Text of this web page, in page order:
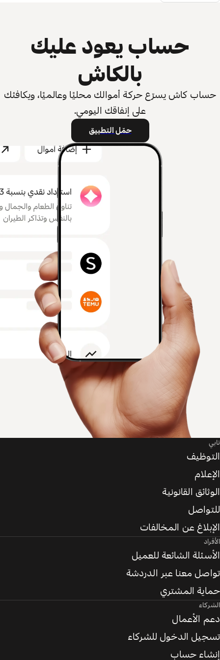
حساب يعود عليك
بالكاش
حساب كاش يسرّع حركة أموالك محليًا وعالميًا، ويكافئك
على إنفاقك اليومي.
حمّل التطبيق
تابي
التوظيف
الإعلام
الوثائق القانونية
للتواصل
الإبلاغ عن المخالفات
الأفراد
الأسئلة الشائعة للعميل
تواصل معنا عبر الدردشة
حماية المشتري
الشركاء
دعم الأعمال
تسجيل الدخول للشركاء
إنشاء حساب